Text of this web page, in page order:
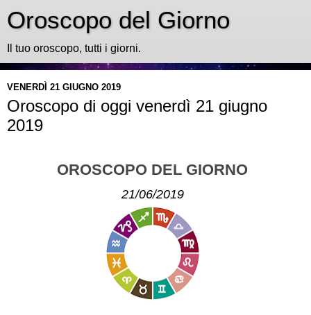
Oroscopo del Giorno
Il tuo oroscopo, tutti i giorni.
VENERDÌ 21 GIUGNO 2019
Oroscopo di oggi venerdì 21 giugno
2019
OROSCOPO DEL GIORNO
21/06/2019